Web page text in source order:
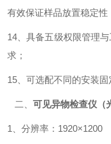
有效保证样品放置稳定性
14、具备五级权限管理
求；
15、可选配不同的安装
二、 可见异物检查仪（
1、分辨率：1920×1200